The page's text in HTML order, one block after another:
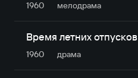
1960
мелодрама
Время летних отпусков
1960 драма